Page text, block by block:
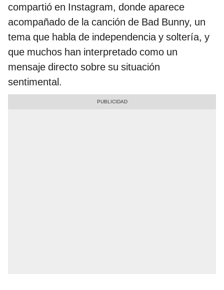
compartió en Instagram, donde aparece
acompañado de la canción de Bad Bunny, un
tema que habla de independencia y soltería, y
que muchos han interpretado como un
mensaje directo sobre su situación
sentimental.